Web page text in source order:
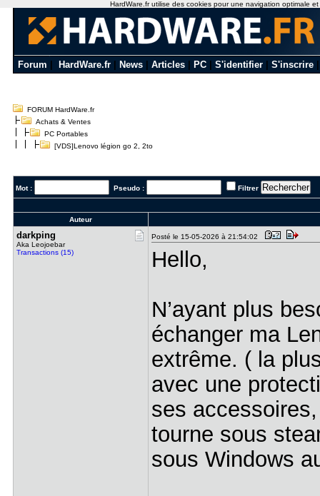
Forum HardWare.fr News Articles PC S'identifier S'inscrire
FORUM HardWare.fr
Achats & Ventes
PC Portables
[VDS]Lenovo légion go 2, 2to
Mot : Pseudo : Filtrer
Auteur
darkping
Aka Leojoebar
Transactions (15)
Posté le 15-05-2026 à 21:54:02
Hello,
N’ayant plus
échanger ma
extrême. ( la
avec une
ses
tourne sous
sous Windows
HardWare.fr utilise des cookies pour une navigation optimale